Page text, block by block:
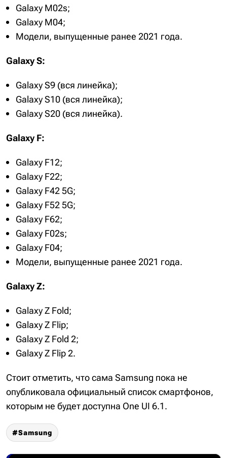
Galaxy M02s;
Galaxy M04;
Модели, выпущенные ранее 2021 года.
Galaxy S:
Galaxy S9 (вся линейка);
Galaxy S10 (вся линейка);
Galaxy S20 (вся линейка).
Galaxy F:
Galaxy F12;
Galaxy F22;
Galaxy F42 5G;
Galaxy F52 5G;
Galaxy F62;
Galaxy F02s;
Galaxy F04;
Модели, выпущенные ранее 2021 года.
Galaxy Z:
Galaxy Z Fold;
Galaxy Z Flip;
Galaxy Z Fold 2;
Galaxy Z Flip 2.
Стоит отметить, что сама Samsung пока не
опубликовала официальный список смартфонов,
которым не будет доступна One UI 6.1.
Samsung